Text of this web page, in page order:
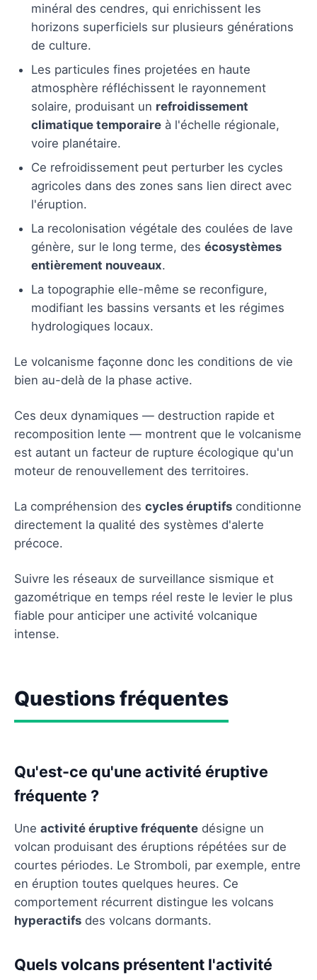
minéral des cendres, qui enrichissent les
horizons superficiels sur plusieurs générations
de culture.
Les particules fines projetées en haute
atmosphère réfléchissent le rayonnement
solaire, produisant un refroidissement
climatique temporaire à l'échelle régionale,
voire planétaire.
Ce refroidissement peut perturber les cycles
agricoles dans des zones sans lien direct avec
l'éruption.
La recolonisation végétale des coulées de lave
génère, sur le long terme, des écosystèmes
entièrement nouveaux.
La topographie elle-même se reconfigure,
modifiant les bassins versants et les régimes
hydrologiques locaux.
Le volcanisme façonne donc les conditions de vie
bien au-delà de la phase active.
Ces deux dynamiques — destruction rapide et
recomposition lente — montrent que le volcanisme
est autant un facteur de rupture écologique qu'un
moteur de renouvellement des territoires.
La compréhension des cycles éruptifs conditionne
directement la qualité des systèmes d'alerte
précoce.
Suivre les réseaux de surveillance sismique et
gazométrique en temps réel reste le levier le plus
fiable pour anticiper une activité volcanique
intense.
Questions fréquentes
Qu'est-ce qu'une activité éruptive
fréquente ?
Une activité éruptive fréquente désigne un
volcan produisant des éruptions répétées sur de
courtes périodes. Le Stromboli, par exemple, entre
en éruption toutes quelques heures. Ce
comportement récurrent distingue les volcans
hyperactifs des volcans dormants.
Quels volcans présentent l'activité